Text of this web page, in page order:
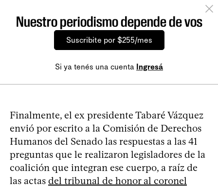
Nuestro periodismo depende de vos
Suscribite por $255/mes
Si ya tenés una cuenta Ingresá
Finalmente, el ex presidente Tabaré Vázquez
envió por escrito a la Comisión de Derechos
Humanos del Senado las respuestas a las 41
preguntas que le realizaron legisladores de la
coalición que integran ese cuerpo, a raíz de
las actas del tribunal de honor al coronel